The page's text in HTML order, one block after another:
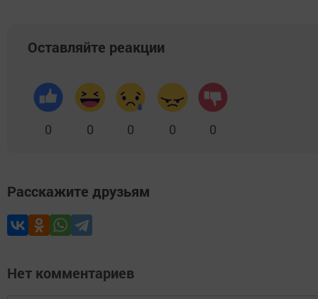
Оставляйте реакции
0 0 0 0 0
Расскажите друзьям
Нет комментариев